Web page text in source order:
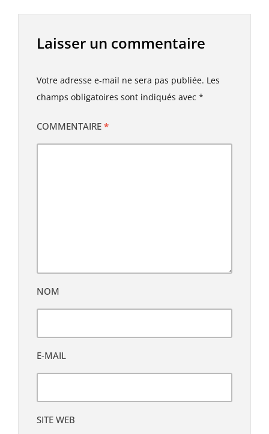
Laisser un commentaire
Votre adresse e-mail ne sera pas publiée. Les
champs obligatoires sont indiqués avec *
COMMENTAIRE *
NOM
E-MAIL
SITE WEB